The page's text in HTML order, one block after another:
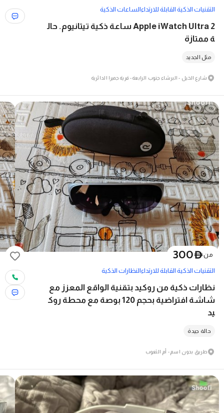
التقنيات الذكية القابلة للارتداءالساعات الذكية
Apple iWatch Ultra 2 ساعة ذكية تيتانيوم. حال
ة ممتازة
مثل الجديد
شارع الخيل - البرشاء جنوب الرابعة - قرية جميرا الدائرية
منD
300
التقنيات الذكية القابلة للارتداءالنظارات الذكية
نظارات ذكية من روكيد بتقنية الواقع المعزز مع
شاشة افتراضية بحجم 120 بوصة مع محطة روك
يد
حالة جيدة
طريق بدون اسم - أم الثعوب